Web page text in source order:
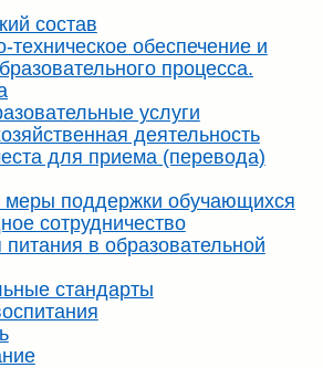
состав
техническое обеспечение и
процесса.
услуги
деятельность
для приема (перевода)
меры поддержки обучающихся
сотрудничество
в образовательной
стандарты